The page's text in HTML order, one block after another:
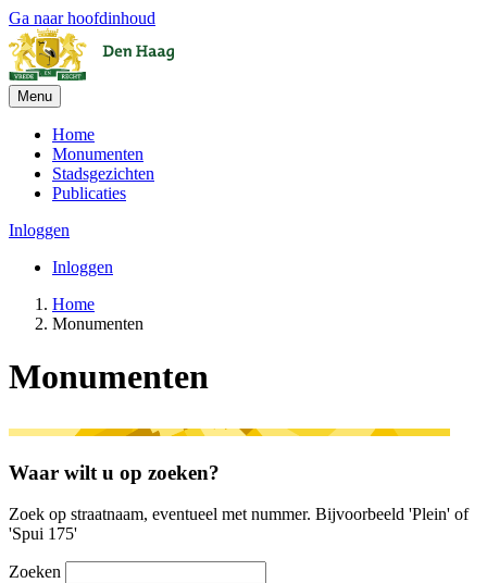
Ga naar hoofdinhoud
Menu
Home
Monumenten
Stadsgezichten
Publicaties
Inloggen
Inloggen
Home
Monumenten
Monumenten
Waar wilt u op zoeken?
Zoek op straatnaam, eventueel met nummer. Bijvoorbeeld 'Plein' of
'Spui 175'
Zoeken